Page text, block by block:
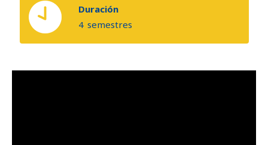
Duración
4 semestres